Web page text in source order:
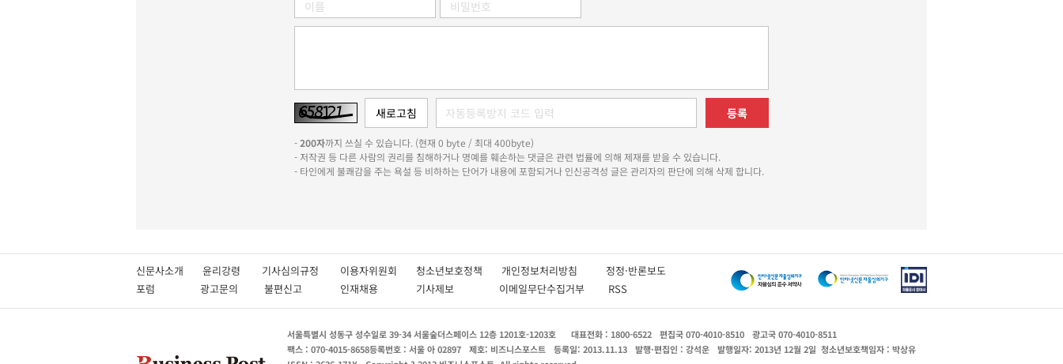
등록
-200자까지 쓰실 수 있습니다. (현재 0 byte / 최대 400byte)
- 저작권 등 다른 사람의 권리를 침해하거나 명예를 훼손하는 댓글은 관련 법률에 의해 제재를 받을 수 있습니다.
- 타인에게 불쾌감을 주는 욕설 등 비하하는 단어가 내용에 포함되거나 인신공격성 글은 관리자의 판단에 의해 삭제 합니다.
신문사소개 윤리강령 기사심의규정 이용자위원회 청소년보호정책 개인정보처리방침 정정·반론보도
포럼
광고문의 불편신고 인재채용 기사제보 이메일무단수집거부 RSS
서울특별시 성동구 성수일로 39-34 서울숲더스페이스 12층 1201호-1203호 대표전화 : 1800-6522 편집국 070-4010-8510
광고국 070-4010-8511
팩스 : 070-4015-8658등록번호 : 서울 아 02897 제호: 비즈니스포스트 등록일: 2013.11.13 발행·편집인 : 강석운 발행일자: 2013년 12월 2일 청소년보호책임자 : 박상유